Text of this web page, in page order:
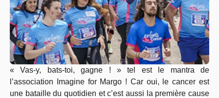
« Vas-y, bats-toi, gagne ! » tel est le mantra de
l’association Imagine for Margo ! Car oui, le cancer est
une bataille du quotidien et c’est aussi la première cause